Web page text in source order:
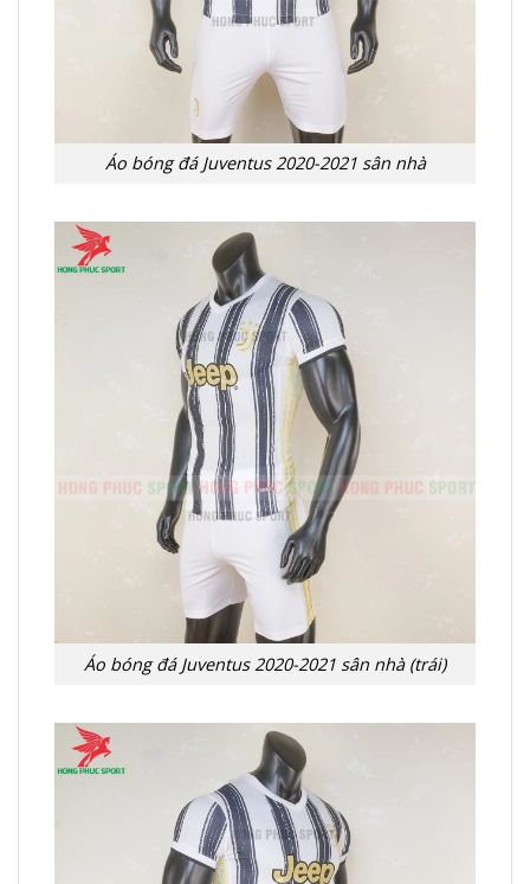
Áo bóng đá Juventus 2020-2021 sân nhà
Áo bóng đá Juventus 2020-2021 sân nhà (trái)